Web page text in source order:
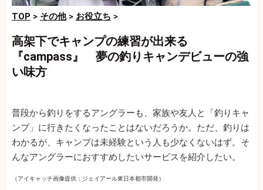
TOP > その他> お役立ち >
高架下でキャンプの練習が出来る
『campass』 夢の釣りキャンデビューの強
い味方
普段から釣りをするアングラーも、家族や友人と「釣りキャ
ンプ」に行きたくなったことはないだろうか。ただ、釣りは
わかるが、キャンプは未経験という人も少なくないはず。そ
んなアングラーにおすすめしたいサービスを紹介したい。
（アイキャッチ画像提供：ジェイアール東日本都市開発）